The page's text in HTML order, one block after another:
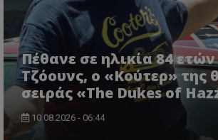
Πέθανε σε ηλικία 84
Τζόουνς, ο «Κούτερ» της
σειράς «The Dukes of
10.08.2026 - 06:44